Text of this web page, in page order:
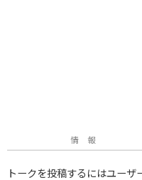
情 報
トークを投稿するにはユー